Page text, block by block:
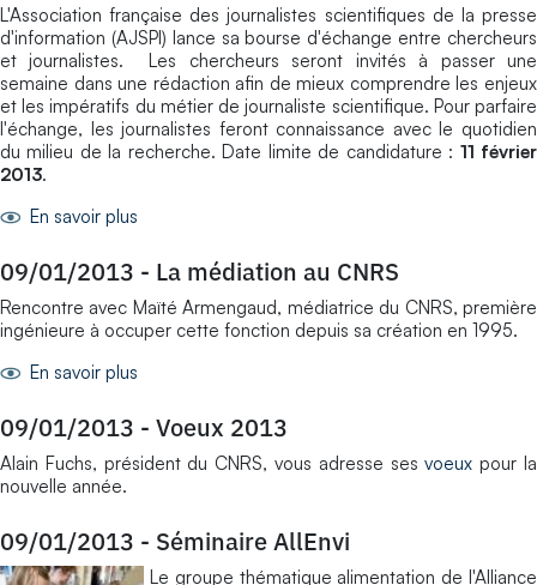
L'Association française des journalistes scientifiques de la presse
d'information (AJSPI) lance sa bourse d'échange entre chercheurs
et journalistes. Les chercheurs seront invités à passer une
semaine dans une rédaction afin de mieux comprendre les enjeux
et les impératifs du métier de journaliste scientifique. Pour parfaire
l'échange, les journalistes feront connaissance avec le quotidien
du milieu de la recherche. Date limite de candidature : 11 février
2013.
En savoir plus
09/01/2013 - La médiation au CNRS
Rencontre avec Maïté Armengaud, médiatrice du CNRS, première
ingénieure à occuper cette fonction depuis sa création en 1995.
En savoir plus
09/01/2013 - Voeux 2013
Alain Fuchs, président du CNRS, vous adresse sesvoeux pour la
nouvelle année.
09/01/2013 - Séminaire AllEnvi
Le groupe thématique alimentation de l'Alliance